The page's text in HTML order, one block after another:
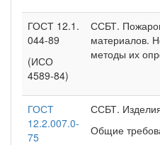
ГОСТ 12.1.
044-89
(ИСО
4589-84)
ССБТ.
материалов.
методы их
ГОСТ
12.2.007.0-
75
ССБТ.
Общие